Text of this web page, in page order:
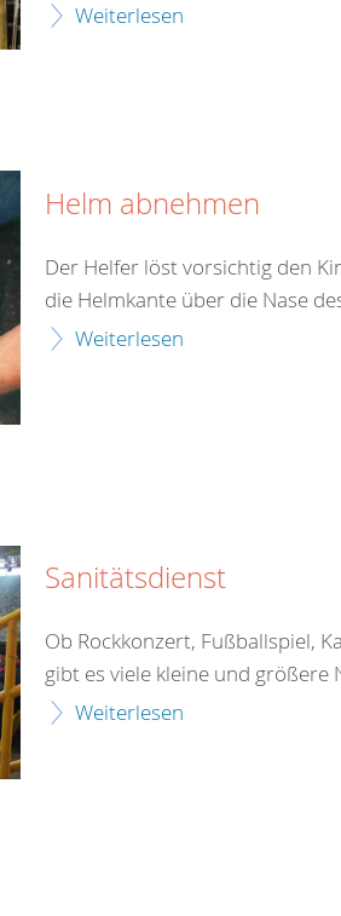
Weiterlesen
Helm abnehmen
Der Helfer löst vorsichtig den
die Helmkante über die Nase
Weiterlesen
Sanitätsdienst
Ob Rockkonzert, Fußballspiel,
gibt es viele kleine und größere
Weiterlesen